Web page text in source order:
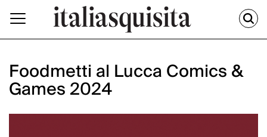
Foodmetti al Lucca Comics &
Games 2024